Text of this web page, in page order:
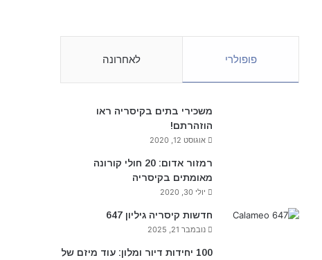
פופולרי לאחרונה
משכירי בתים בקיסריה ראו
הוזהרתם!
אוגוסט 12, 2020
רמזור אדום: 20 חולי קורונה
מאומתים בקיסריה
יולי 30, 2020
חדשות קיסריה גיליון 647
נובמבר 21, 2025
100 יחידות דיור ומלון: עוד מיזם של